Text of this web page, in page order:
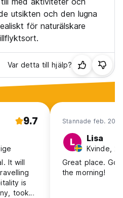
utsikten och den lugna
för naturälskare
Var detta till hjälp?
9.7
It will
is
took
Stannade feb. 2022
L Lisa
Kvinde,
Great place.
the morning!